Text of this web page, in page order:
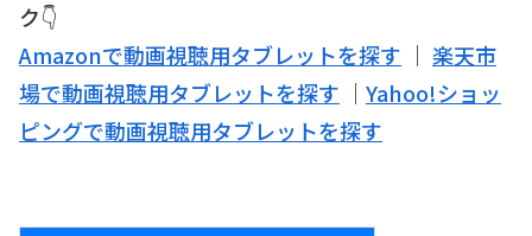
ク👇
Amazonで動画視聴用タブレットを探す ｜ 楽天市
場で動画視聴用タブレットを探す ｜ Yahoo!ショッ
ピングで動画視聴用タブレットを探す